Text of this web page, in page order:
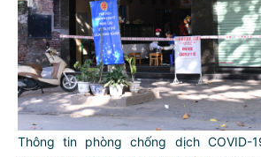
Thông tin phòng chống dịch COVID-